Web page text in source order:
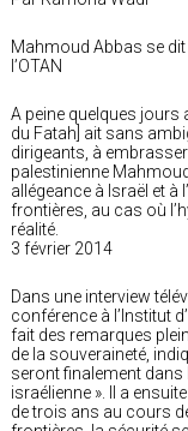
Mahmoud Abbas se
l’OTAN
A peine quelques jours
du Fatah] ait sans
dirigeants, à
palestinienne
allégeance à Israël et à
frontières, au cas où
réalité.
3 février 2014
Dans une interview
conférence à l’Institut
fait des remarques
de la souveraineté,
seront finalement dans
israélienne ». Il a
de trois ans au cours